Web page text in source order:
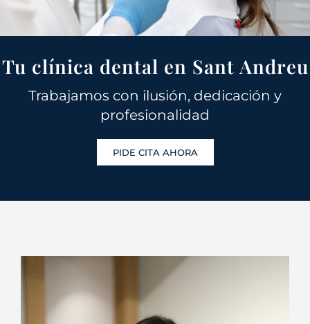
Tu clínica dental en Sant Andreu
Trabajamos con ilusión, dedicación y
profesionalidad
PIDE CITA AHORA